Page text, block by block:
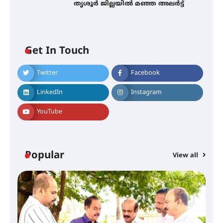
തൃശൂർ ജില്ലയിൽ മഞ്ഞ അലർട്ട്
Get In Touch
Twitter Facebook
LinkedIn Instagram
YouTube
Popular View all
തിരനോട്ടം ‘അരങ്ങ് 2026’ ഉണർന്നു
ഐ.ടി.യു. ബാങ്കിലെ
നിക്ഷേപകർക്ക് പണം തിരികെ
നിക്ഷേപക സംരക്ഷണ സമിതി
ശക്തമായ കാറ്റിന് സാധ്യത –
ആഗസ്റ്റ് 12 വരെ മഴ തുടരും,
തൃശൂർ ജില്ലയിൽ മഞ്ഞ അലർട്ട്